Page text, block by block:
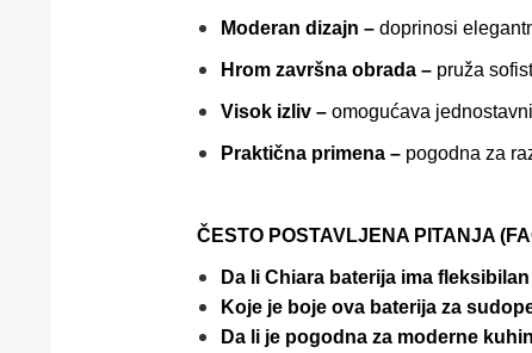
Moderan dizajn –doprinosi
Hrom završna obrada –pruža
Visok izliv –omogućava
Praktična primena –pogodna za
ČESTO POSTAVLJENA PITANJA
Da li Chiara baterija ima
Koje je boje ova baterija za
Da li je pogodna za moderne